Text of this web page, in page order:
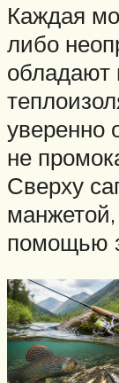
Каждая
либо
уверенно
не
Сверху
помощью